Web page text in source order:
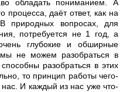
обладать пониманием. А
процесса, даёт ответ, как на
природных вопросах, для
потребуется не 1 год, а
глубокие и обширные
не можем разобраться в
разобраться в этих
то принцип работы чего-
И каждый из нас уже что-